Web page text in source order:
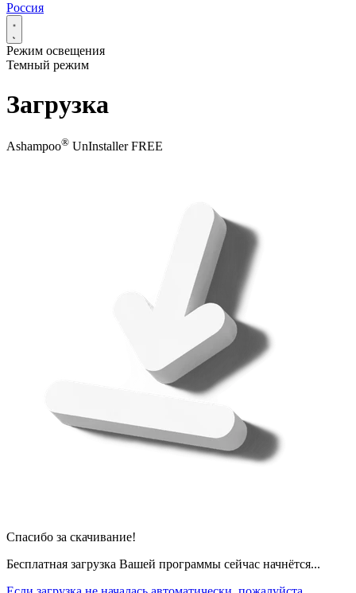
Россия
Режим освещения
Темный режим
Загрузка
Ashampoo® UnInstaller FREE
Спасибо за скачивание!
Бесплатная загрузка Вашей программы сейчас начнётся...